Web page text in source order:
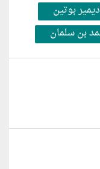
بوتين
بن سلمان